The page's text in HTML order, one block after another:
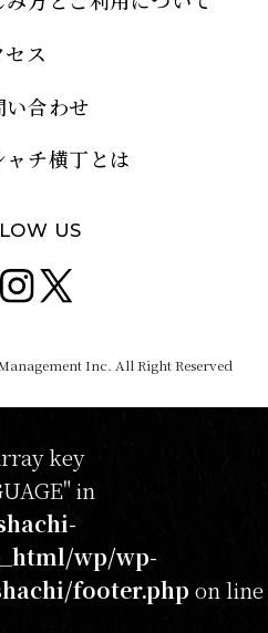
セス
い合わせ
ャチ横丁とは
US
Inc. All Right Reserved
key
in
wp/wp-
footer.php on line